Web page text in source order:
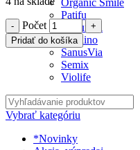
Organic Smile
Patifu
Rapunzel
Risolino
SanusVia
Semix
Violife
Vybrať kategóriu
*Novinky
Počet
Pridať do košíka